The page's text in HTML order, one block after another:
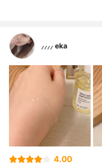
⸝⸝⸝⸝ eka
4.00